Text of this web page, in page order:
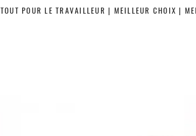
TOUT POUR LE TRAVAILLEUR | MEILLEUR CHOIX |